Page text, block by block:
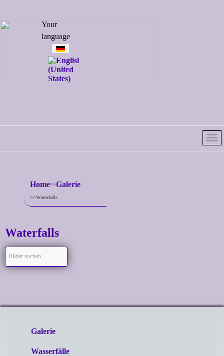
Select your
language
Your
language
Home Galerie
Waterfalls
Waterfalls
Galerie
Wasserfälle